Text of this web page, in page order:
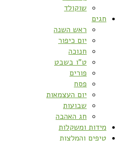
שוקולד
חגים
ראש השנה
יום כיפור
חנוכה
ט”ו בשבט
פורים
פסח
יום העצמאות
שבועות
חג האהבה
מידות ומשקלות
טיפים והמלצות